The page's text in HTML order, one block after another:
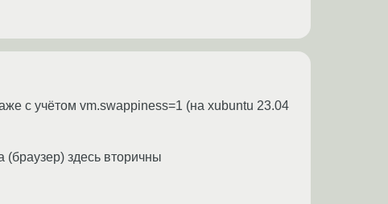
с учётом vm.swappiness=1 (на xubuntu 23.04
(браузер) здесь вторичны